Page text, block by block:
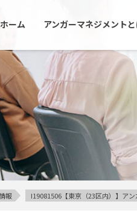
ホーム アンガーマネジメント
報 I19081506【東京（23区内）】ア